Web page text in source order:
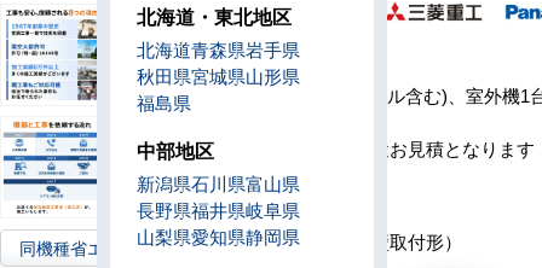
同機種省エネ型へ
セ
容
室内機1台(パネル含む)、室外機1
※工事費は別途お見積となります
リ
モ
コ
ワイヤード（壁取付形）
北海道・東北地区
北海道青森県岩手県
秋田県宮城県山形県
福島県
中部地区
新潟県石川県富山県
長野県福井県岐阜県
山梨県愛知県静岡県